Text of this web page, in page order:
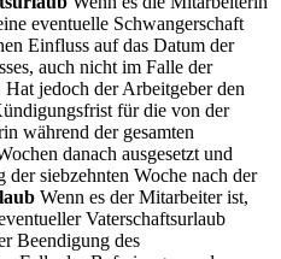
eventuelle Schwangerschaft
Einfluss auf das Datum der
auch nicht im Falle der
jedoch der Arbeitgeber den
für die von der
während der gesamten
danach ausgesetzt und
der siebzehnten Woche nach der
Wenn es der Mitarbeiter ist,
Vaterschaftsurlaub
Beendigung des